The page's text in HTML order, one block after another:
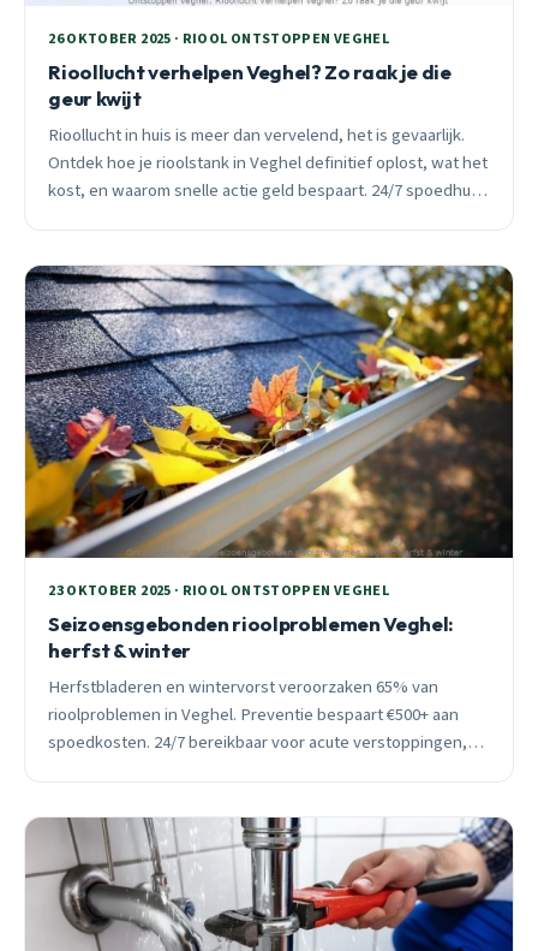
26 OKTOBER 2025 · RIOOL ONTSTOPPEN VEGHEL
Rioollucht verhelpen Veghel? Zo raak je die
geur kwijt
Rioollucht in huis is meer dan vervelend, het is gevaarlijk.
Ontdek hoe je rioolstank in Veghel definitief oplost, wat het
kost, en waarom snelle actie geld bespaart. 24/7 spoedhulp
23 OKTOBER 2025 · RIOOL ONTSTOPPEN VEGHEL
Seizoensgebonden rioolproblemen Veghel:
herfst & winter
Herfstbladeren en wintervorst veroorzaken 65% van
rioolproblemen in Veghel. Preventie bespaart €500+ aan
spoedkosten. 24/7 bereikbaar voor acute verstoppingen,